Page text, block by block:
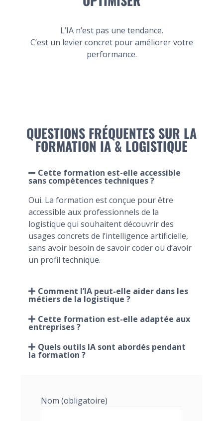
L’IA n’est pas une tendance.
C’est un levier concret pour améliorer votre
performance.
QUESTIONS FRÉQUENTES SUR LA
FORMATION IA & LOGISTIQUE
Cette formation est-elle accessible
sans compétences techniques ?
Oui. La formation est conçue pour être
accessible aux professionnels de la
logistique qui souhaitent découvrir des
usages concrets de l’intelligence artificielle,
sans avoir besoin de savoir coder ou d’avoir
un profil technique.
Comment l’IA peut-elle aider dans les
métiers de la logistique ?
Cette formation est-elle adaptée aux
entreprises ?
Quels outils IA sont abordés pendant
la formation ?
Nom (obligatoire)